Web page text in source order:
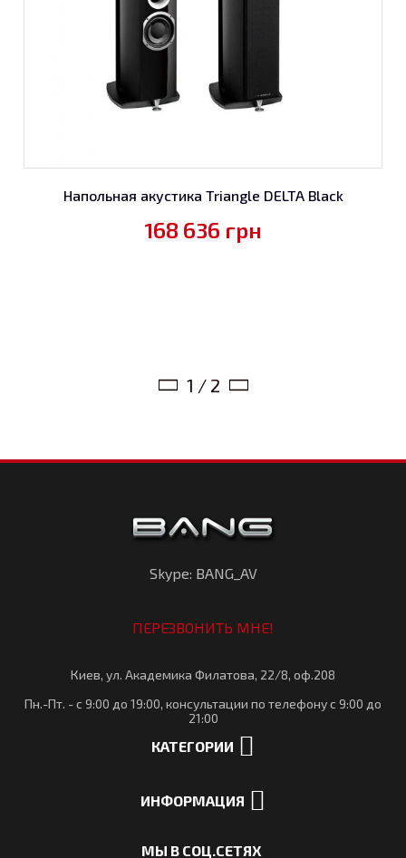
Напольная акустика Triangle DELTA Black
168 636 грн
1 / 2
Skype: BANG_AV
ПЕРЕЗВОНИТЬ МНЕ!
Киев, ул. Академика Филатова, 22/8, оф.208
Пн.-Пт. - с 9:00 до 19:00, консультации по телефону с 9:00 до
21:00
КАТЕГОРИИ
ИНФОРМАЦИЯ
МЫ В СОЦ.СЕТЯХ